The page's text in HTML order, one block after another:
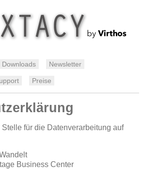
Downloads Newsletter
Preise
für die Datenverarbeitung auf
Business Center